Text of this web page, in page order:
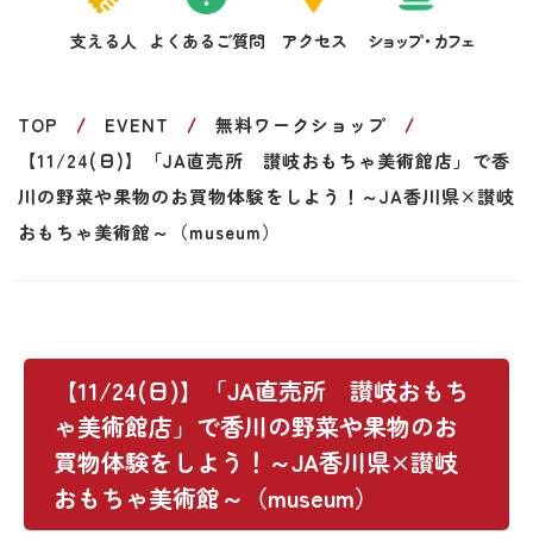
支える人 よくあるご質問 アクセス ショップ・カフェ
TOP EVENT
無料ワークショップ
【11/24(日)】「JA直売所 讃岐おもちゃ美術館店」で香
川の野菜や果物のお買物体験をしよう！～JA香川県×讃岐
おもちゃ美術館～（museum）
【11/24(日)】「JA直売所 讃岐おもち
ゃ美術館店」で香川の野菜や果物のお
買物体験をしよう！～JA香川県×讃岐
おもちゃ美術館～（museum）